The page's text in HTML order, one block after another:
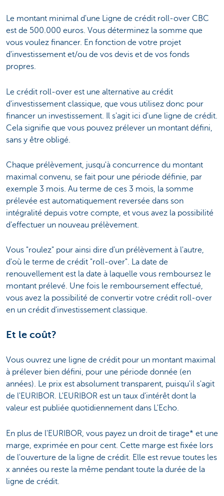
Le montant minimal d'une Ligne de crédit roll-over CBC
est de 500.000 euros. Vous déterminez la somme que
vous voulez financer. En fonction de votre projet
d'investissement et/ou de vos devis et de vos fonds
propres.
Le crédit roll-over est une alternative au crédit
d'investissement classique, que vous utilisez donc pour
financer un investissement. Il s'agit ici d'une ligne de crédit.
Cela signifie que vous pouvez prélever un montant défini,
sans y être obligé.
Chaque prélèvement, jusqu'à concurrence du montant
maximal convenu, se fait pour une période définie, par
exemple 3 mois. Au terme de ces 3 mois, la somme
prélevée est automatiquement reversée dans son
intégralité depuis votre compte, et vous avez la possibilité
d'effectuer un nouveau prélèvement.
Vous "roulez" pour ainsi dire d'un prélèvement à l'autre,
d'où le terme de crédit "roll-over". La date de
renouvellement est la date à laquelle vous remboursez le
montant prélevé. Une fois le remboursement effectué,
vous avez la possibilité de convertir votre crédit roll-over
en un crédit d'investissement classique.
Et le coût?
Vous ouvrez une ligne de crédit pour un montant maximal
à prélever bien défini, pour une période donnée (en
années). Le prix est absolument transparent, puisqu'il s'agit
de l'EURIBOR. L'EURIBOR est un taux d'intérêt dont la
valeur est publiée quotidiennement dans L'Echo.
En plus de l'EURIBOR, vous payez un droit de tirage* et une
marge, exprimée en pour cent. Cette marge est fixée lors
de l'ouverture de la ligne de crédit. Elle est revue toutes les
x années ou reste la même pendant toute la durée de la
ligne de crédit.